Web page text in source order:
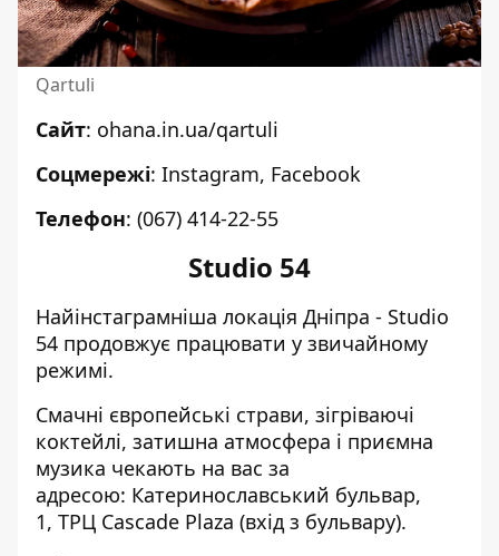
Qartuli
Сайт: ohana.in.ua/qartuli
Соцмережі: Instagram, Facebook
Телефон: (067) 414-22-55
Studio 54
Найінстаграмніша локація Дніпра - Studio
54 продовжує працювати у звичайному
режимі.
Смачні європейські страви, зігріваючі
коктейлі, затишна атмосфера і приємна
музика чекають на вас за
адресою: Катеринославський бульвар,
1, ТРЦ Cascade Plaza (вхід з бульвару).